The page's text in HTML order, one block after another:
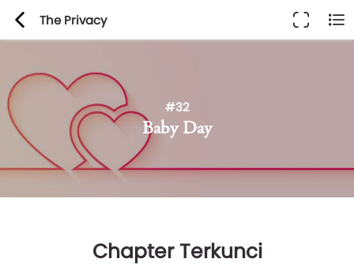
The Privacy
#32
Baby Day
Chapter Terkunci